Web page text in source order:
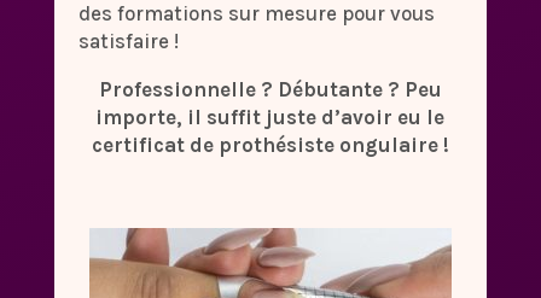
des formations sur mesure pour vous
satisfaire !
Professionnelle ? Débutante ? Peu
importe, il suffit juste d’avoir eu le
certificat de prothésiste ongulaire !